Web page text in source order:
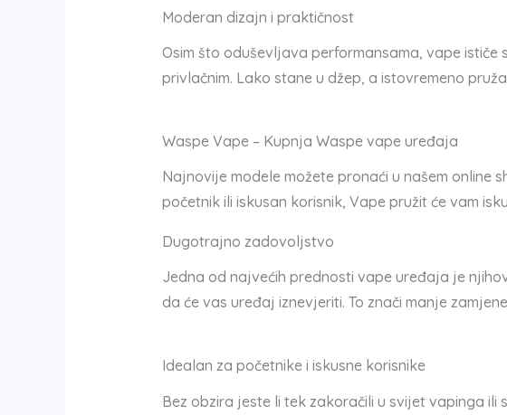
Moderan dizajn i praktičnost
Osim što oduševljava performansama, vape ističe
privlačnim. Lako stane u džep, a istovremeno
Waspe Vape – Kupnja Waspe vape uređaja
Najnovije modele možete pronaći u našem online
početnik ili iskusan korisnik, Vape pružit će vam
Dugotrajno zadovoljstvo
Jedna od najvećih prednosti vape uređaja je
da će vas uređaj iznevjeriti. To znači manje
Idealan za početnike i iskusne korisnike
Bez obzira jeste li tek zakoračili u svijet vapinga